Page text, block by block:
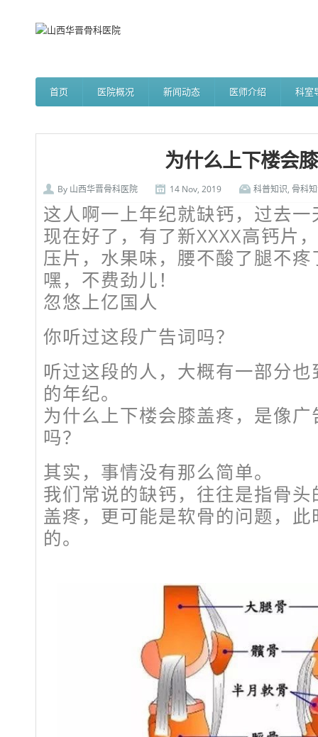
首页 医院概况 新闻动态 医师介绍 科室
为什么上下楼会
By 山西华晋骨科医院 14 Nov, 2019 科普知识, 骨科
这人啊一上年纪就缺钙，过去
现在好了，有了新XXXX高钙片
压片，水果味，腰不酸了腿不
嘿，不费劲儿！
忽悠上亿国人
你听过这段广告词吗？
听过这段的人，大概有一部分
的年纪。
为什么上下楼会膝盖疼，是像广
吗？
其实，事情没有那么简单。
我们常说的缺钙，往往是指骨
盖疼，更可能是软骨的问题，
的。